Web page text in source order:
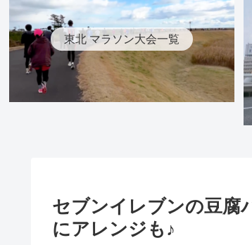
東北 マラソン大会一覧
セブンイレブンの豆腐
にアレンジも♪